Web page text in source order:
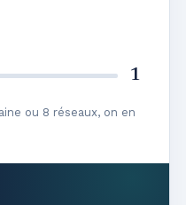
1
ou 8 réseaux, on en